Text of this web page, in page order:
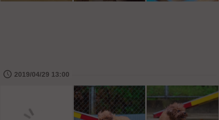
🕔 2019/04/29 13:00